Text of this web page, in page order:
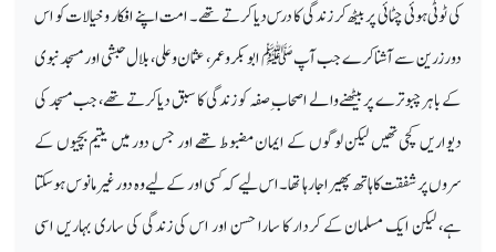
کی ٹوٹی ہوئی چٹائی پر بیٹھ کر زندگی کا درس دیا کرتے تھے۔ امت اپنے افکار و خیالات کو اس
دور زرین سے آشنا کرے جب آپ ﷺ ابو بکر و عمر، عثمان و علی، بلال حبشی اور مسجد نبوی
کے باہر چبوترے پر بیٹھنے والے اصحاب ِصفہ کو زندگی کا سبق دیا کرتے تھے، جب مسجد کی
دیواریں کچی تھیں لیکن لوگوں کے ایمان مضبوط تھے اور جس دور میں یتیم بچیوں کے
سروں پر شفقت کا ہاتھ پھیرا جا رہا تھا۔ اس لیے کہ کسی اور کے لیے وہ دور غیر مانوس ہو سکتا
ہے، لیکن ایک مسلمان کے کردار کا سارا حسن اور اس کی زندگی کی ساری بہاریں اسی